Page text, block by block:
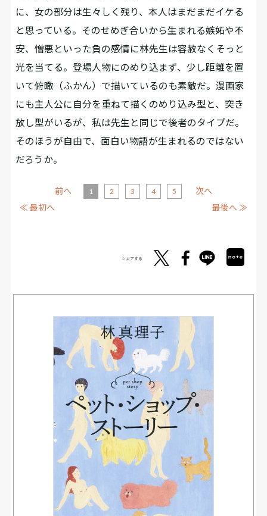
に、女の部分は生々しく残り、本人はまだまだイケる
と思っている。そのせめぎ合いから生まれる嫉妬や不
安、憎悪といった負の感情に林先生は容赦なくそっと
光を当てる。登場人物にのめり込まず、少し距離を置
いて俯瞰（ふかん）で描いているのも素敵だ。漫画家
にも主人公に自分を重ねて描くのめり込み型と、突き
放し型がいるが、私は先生と同じで後者のタイプだ。
そのほうが自由で、面白い物語が生まれるのではない
だろうか。
≪ 最初へ
前へ 1 2 3 4 5
次へ
最後へ ≫
シェアする